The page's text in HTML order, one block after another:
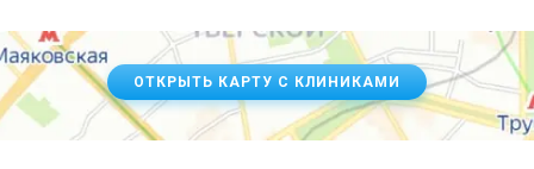
ОТКРЫТЬ КАРТУ С КЛИНИКАМИ